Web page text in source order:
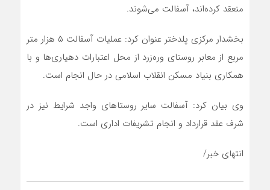
منعقد کرده‌اند، آسفالت می‌شوند.
بخشدار مرکزی پلدختر عنوان کرد: عملیات آسفالت ۵ هزار متر
مربع از معابر روستای وره‌زرد از محل اعتبارات دهیاری‌ها و با
همکاری بنیاد مسکن انقلاب اسلامی در حال انجام است.
وی بیان کرد: آسفالت سایر روستاهای واجد شرایط نیز در
شرف عقد قرارداد و انجام تشریفات اداری است.
انتهای خبر/